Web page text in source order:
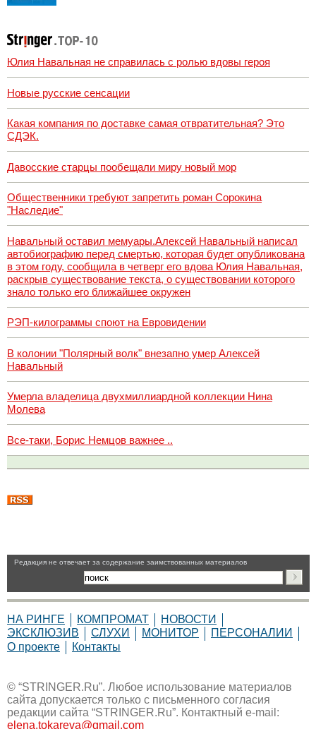
Юлия Навальная не справилась с ролью вдовы героя
Новые русские сенсации
Какая компания по доставке самая отвратительная? Это
СДЭК.
Давосские старцы пообещали миру новый мор
Общественники требуют запретить роман Сорокина
"Наследие"
Навальный оставил мемуары.Алексей Навальный написал
автобиографию перед смертью, которая будет опубликована
в этом году, сообщила в четверг его вдова Юлия Навальная,
раскрыв существование текста, о существовании которого
знало только его ближайшее окружен
РЭП-килограммы споют на Евровидении
В колонии "Полярный волк" внезапно умер Алексей
Навальный
Умерла владелица двухмиллиардной коллекции Нина
Молева
Все-таки, Борис Немцов важнее ..
Pедакция не отвечает за содержание заимствованных материалов
НА РИНГЕ КОМПРОМАТ
НОВОСТИ
ЭКСКЛЮЗИВ
СЛУХИ МОНИТОР
ПЕРСОНАЛИИ
О проекте
Контакты
© “STRINGER.Ru”. Любое использование материалов
сайта допускается только с письменного согласия
редакции сайта “STRINGER.Ru”. Контактный e-mail:
elena.tokareva@gmail.com